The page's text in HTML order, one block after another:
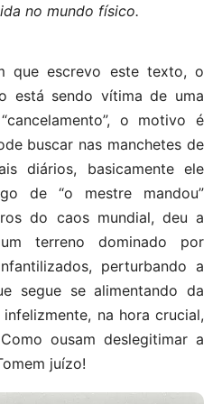
no mundo físico.
que escrevo este texto, o
está sendo vítima de uma
o motivo é
buscar nas manchetes de
diários, basicamente ele
de “o mestre mandou”
do caos mundial, deu a
terreno dominado por
perturbando a
segue se alimentando da
na hora crucial,
ousam deslegitimar a
juízo!